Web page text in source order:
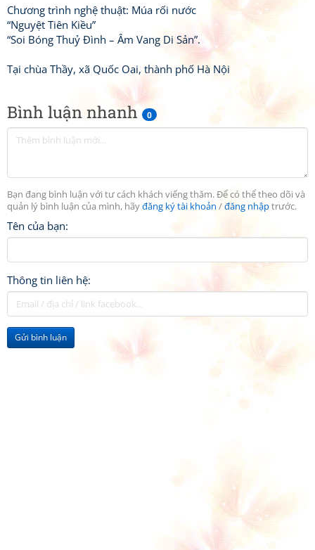
Bình luận nhanh 0
Bạn đang bình luận với tư cách khách viếng thăm. Để có thể theo dõi và
quản lý bình luận của mình, hãyđăng ký tài khoản /đăng nhậptrước.
Tên của bạn:
Thông tin liên hệ:
Gửi bình luận
Chương trình nghệ thuật: Múa rối nước
“Nguyệt Tiên Kiều”
“Soi Bóng Thuỷ Đình – Âm Vang Di Sản”.
Tại chùa Thầy, xã Quốc Oai, thành phố Hà Nội